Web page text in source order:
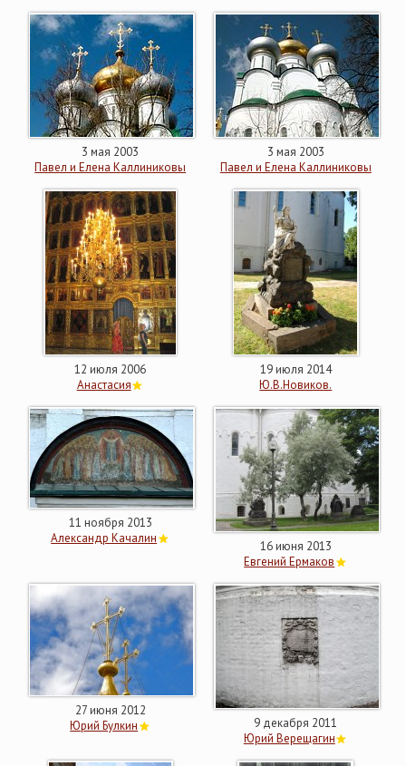
3 мая 2003
Павел и Елена Каллиниковы
3 мая 2003
Павел и Елена Каллиниковы
12 июля 2006
Анастасия
19 июля 2014
Ю.В.Новиков.
11 ноября 2013
Александр Качалин
16 июня 2013
Евгений Ермаков
27 июня 2012
Юрий Булкин
9 декабря 2011
Юрий Верещагин